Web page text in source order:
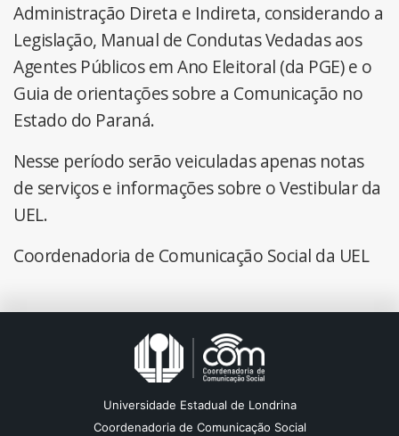
Administração Direta e Indireta, considerando a
Legislação, Manual de Condutas Vedadas aos
Agentes Públicos em Ano Eleitoral (da PGE) e o
Guia de orientações sobre a Comunicação no
Estado do Paraná.
Nesse período serão veiculadas apenas notas
de serviços e informações sobre o Vestibular da
UEL.
Coordenadoria de Comunicação Social da UEL
Universidade Estadual de Londrina
Coordenadoria de Comunicação Social